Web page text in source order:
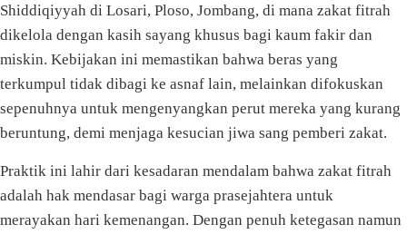
Shiddiqiyyah di Losari, Ploso, Jombang, di mana zakat fitrah
dikelola dengan kasih sayang khusus bagi kaum fakir dan
miskin. Kebijakan ini memastikan bahwa beras yang
terkumpul tidak dibagi ke asnaf lain, melainkan difokuskan
sepenuhnya untuk mengenyangkan perut mereka yang kurang
beruntung, demi menjaga kesucian jiwa sang pemberi zakat.
Praktik ini lahir dari kesadaran mendalam bahwa zakat fitrah
adalah hak mendasar bagi warga prasejahtera untuk
merayakan hari kemenangan. Dengan penuh ketegasan namun